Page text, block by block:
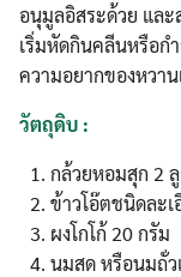
อนุมูลอิสระด้วย แล
เริ่มหัดกินคลีนหรือก
ความอยากของหวาน
วัตถุดิบ :
กล้วยหอมสุก 2
ข้าวโอ๊ตชนิดละ
ผงโกโก้ 20 กรัม
นมสด หรือนมถั่ว